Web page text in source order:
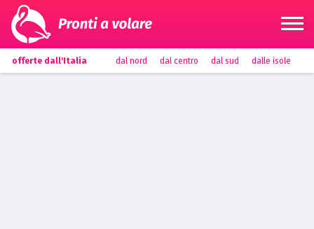
offerte dall'Italia dal nord dal centro dal sud dalle isole